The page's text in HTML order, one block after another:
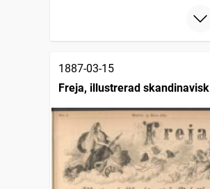
1887-03-15
Freja, illustrerad skandinavisk